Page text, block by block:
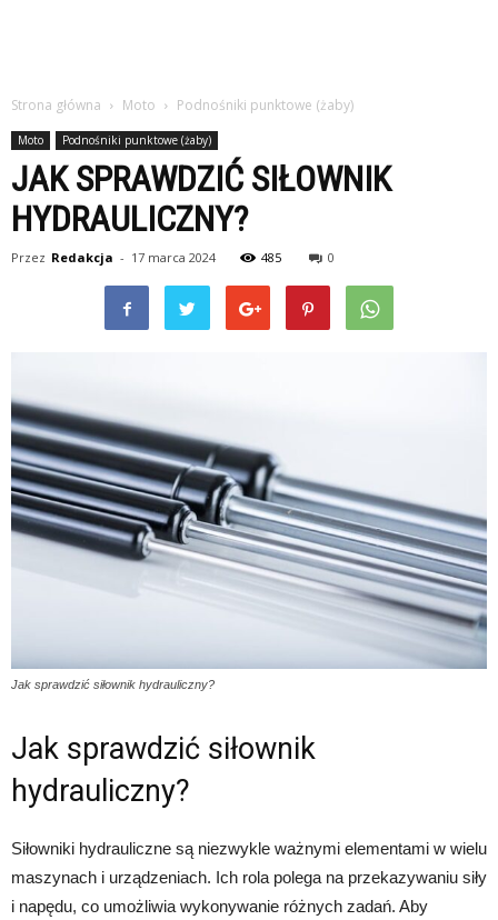
Strona główna Moto Podnośniki punktowe (żaby)
Moto Podnośniki punktowe (żaby)
JAK SPRAWDZIĆ SIŁOWNIK
HYDRAULICZNY?
Przez Redakcja - 17 marca 2024 485 0
Jak sprawdzić siłownik hydrauliczny?
Jak sprawdzić siłownik
hydrauliczny?
Siłowniki hydrauliczne są niezwykle ważnymi elementami w wielu
maszynach i urządzeniach. Ich rola polega na przekazywaniu siły
i napędu, co umożliwia wykonywanie różnych zadań. Aby